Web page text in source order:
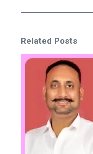
Related Posts